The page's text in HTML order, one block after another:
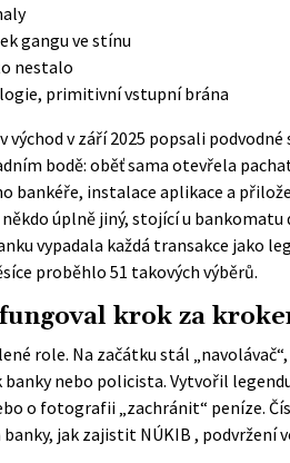
gangu ve stínu
nestalo
primitivní vstupní brána
v září 2025 popsali podvodné
bodě: oběť sama otevřela
bankéře, instalace aplikace a
úplně jiný, stojící u
vypadala každá transakce jako
proběhlo 51 takových výběrů.
krok za
role. Na začátku stál
nebo policista. Vytvořil
o fotografii „zachránit“ peníze.
jakzajistit NÚKIB , podvržení